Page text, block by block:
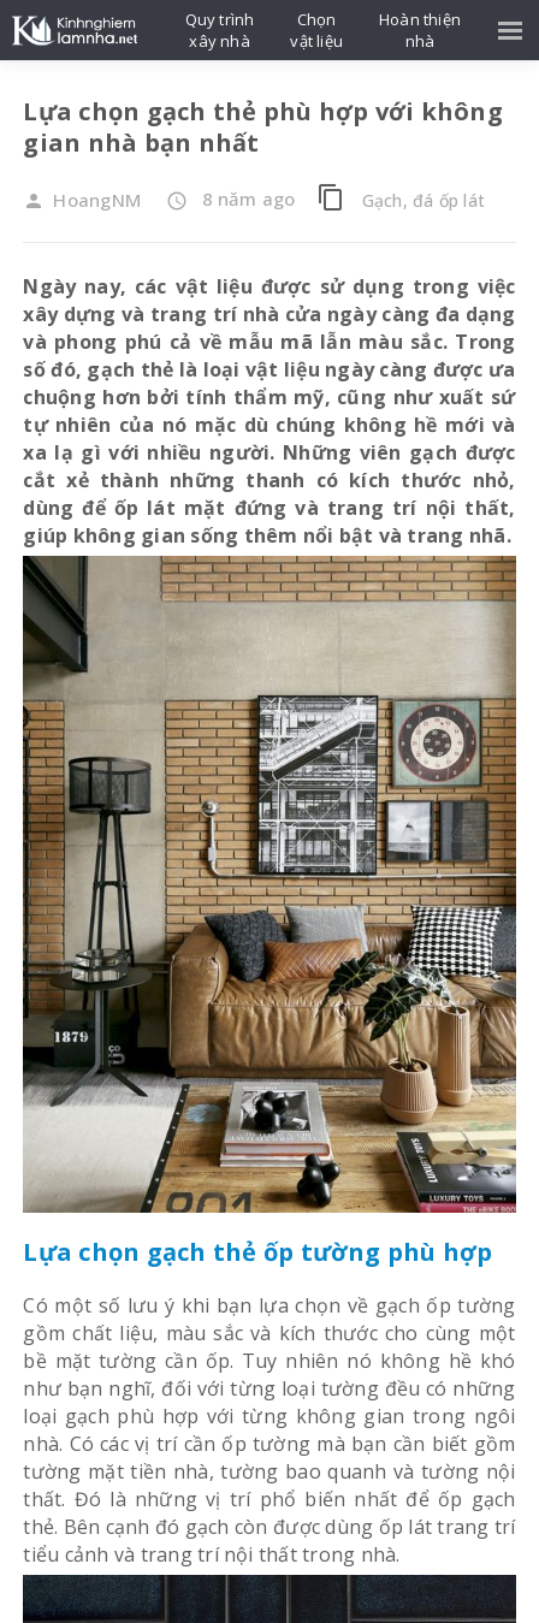
Lựa chọn gạch thẻ phù hợp với không
gian nhà bạn nhất
person HoangNM access_time 8 năm ago content_copy Gạch, đá ốp lát
Ngày nay, các vật liệu được sử dụng trong việc
xây dựng và trang trí nhà cửa ngày càng đa dạng
và phong phú cả về mẫu mã lẫn màu sắc. Trong
số đó, gạch thẻ là loại vật liệu ngày càng được ưa
chuộng hơn bởi tính thẩm mỹ, cũng như xuất sứ
tự nhiên của nó mặc dù chúng không hề mới và
xa lạ gì với nhiều người. Những viên gạch được
cắt xẻ thành những thanh có kích thước nhỏ,
dùng để ốp lát mặt đứng và trang trí nội thất,
giúp không gian sống thêm nổi bật và trang nhã.
Lựa chọn gạch thẻ ốp tường phù hợp
Có một số lưu ý khi bạn lựa chọn về gạch ốp tường
gồm chất liệu, màu sắc và kích thước cho cùng một
bề mặt tường cần ốp. Tuy nhiên nó không hề khó
như bạn nghĩ, đối với từng loại tường đều có những
loại gạch phù hợp với từng không gian trong ngôi
nhà. Có các vị trí cần ốp tường mà bạn cần biết gồm
tường mặt tiền nhà, tường bao quanh và tường nội
thất. Đó là những vị trí phổ biến nhất để ốp gạch
thẻ. Bên cạnh đó gạch còn được dùng ốp lát trang trí
tiểu cảnh và trang trí nội thất trong nhà.
Quy trình
xây nhà
Chọn
vật liệu
Hoàn thiện
nhà